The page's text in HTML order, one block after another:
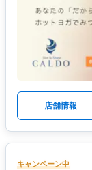
店舗情報
キャンペーン中